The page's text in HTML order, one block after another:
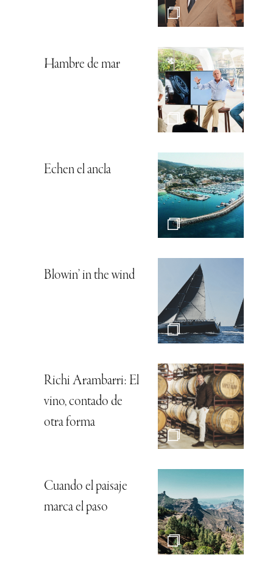
Hambre de mar
Echen el ancla
Blowin’ in the wind
Richi Arambarri: El
vino, contado de
otra forma
Cuando el paisaje
marca el paso